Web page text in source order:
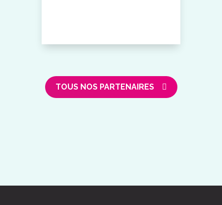
TOUS NOS PARTENAIRES